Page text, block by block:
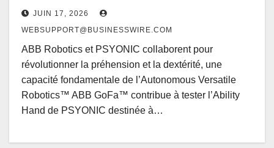
JUIN 17, 2026
WEBSUPPORT@BUSINESSWIRE.COM
ABB Robotics et PSYONIC collaborent pour
révolutionner la préhension et la dextérité, une
capacité fondamentale de l’Autonomous Versatile
Robotics™ ABB GoFa™ contribue à tester l’Ability
Hand de PSYONIC destinée à…